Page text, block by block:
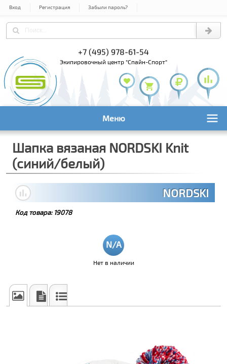
Вход Регистрация Забыли пароль?
+7 (495) 978-61-54
экипировочный центр "Спайн-Спорт"
Меню
Шапка вязаная NORDSKI Knit
(синий/белый)
NORDSKI
Код товара: 19078
Нет в наличии